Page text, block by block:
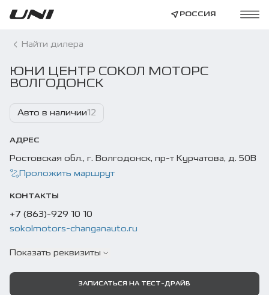
РОССИЯ
Найти дилера
ЮНИ ЦЕНТР СОКОЛ МОТОРС
ВОЛГОДОНСК
Авто в наличии12
АДРЕС
Ростовская обл., г. Волгодонск, пр-т Курчатова, д. 50В
Проложить маршрут
КОНТАКТЫ
+7 (863)-929 10 10
sokolmotors-changanauto.ru
Показать реквизиты
ЗАПИСАТЬСЯ НА ТЕСТ-ДРАЙВ